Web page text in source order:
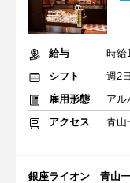
給与
シフト
雇用形態
アル
アクセス
青山
銀座ライオン 青山